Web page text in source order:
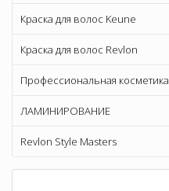
Краска для волос Keune
Краска для волос Revlon
Профессиональная косметика
ЛАМИНИРОВАНИЕ
Revlon Style Masters